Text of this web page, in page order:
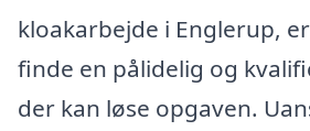
kloakarbejde i Englerup,
finde en pålidelig og
der kan løse opgaven.